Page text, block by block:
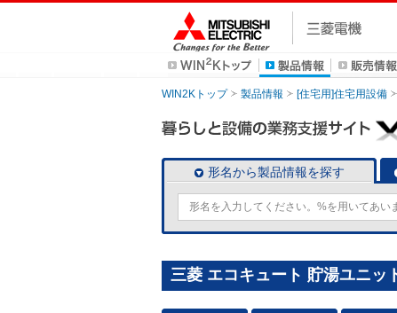
WIN2Kトップ 製品情報 [住宅用]住宅用設備
形名から製品情報を探す
三菱 エコキュート 貯湯ユニッ